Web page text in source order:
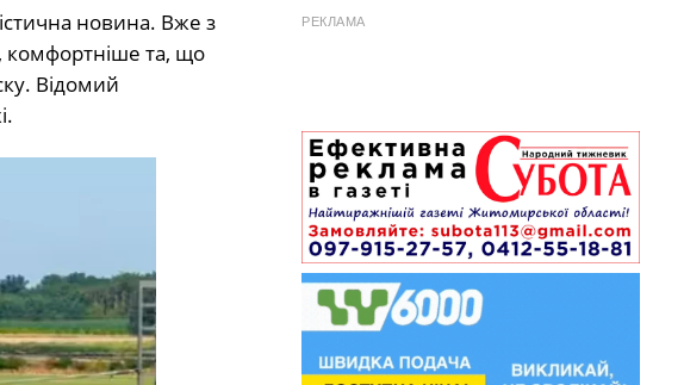
новина. Вже з
комфортніше та, що
Відомий
РЕКЛАМА